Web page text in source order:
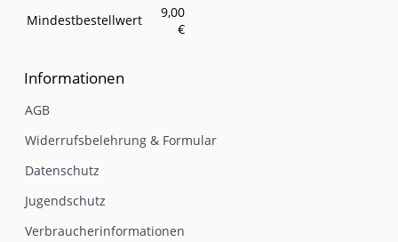
Mindestbestellwert
9,00
€
Informationen
AGB
Widerrufsbelehrung & Formular
Datenschutz
Jugendschutz
Verbraucherinformationen